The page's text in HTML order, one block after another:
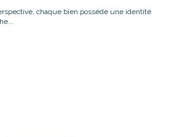
chaque bien possède une identité